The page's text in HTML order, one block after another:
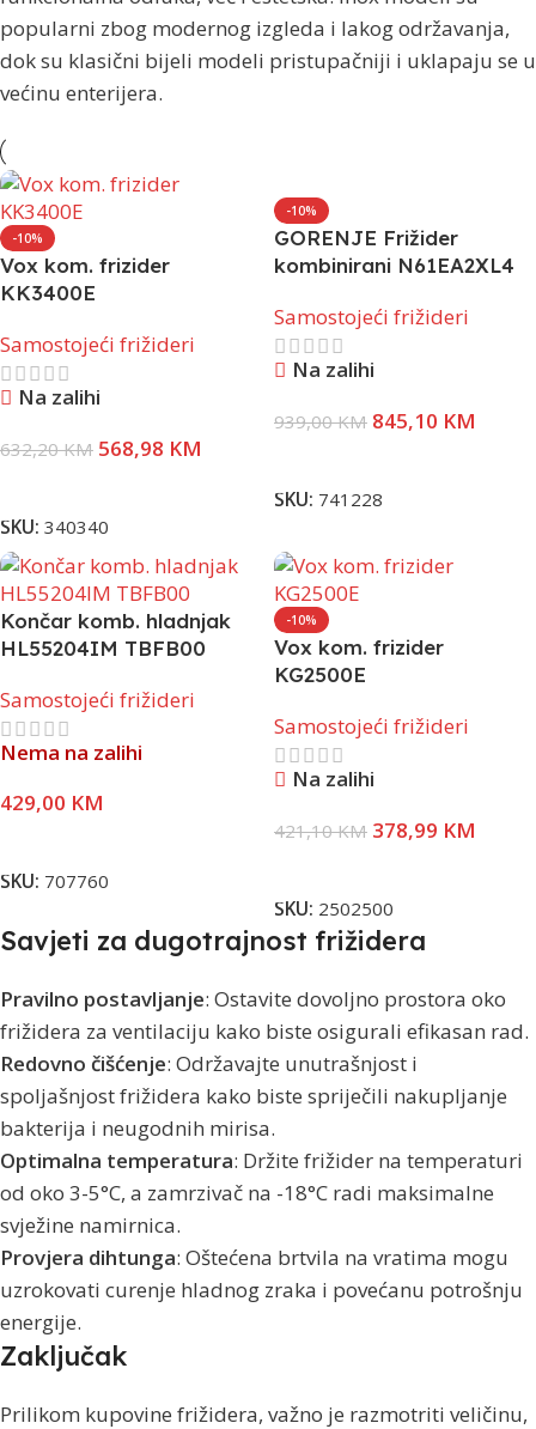
popularni zbog modernog izgleda i lakog održavanja,
dok su klasični bijeli modeli pristupačniji i uklapaju se u
većinu enterijera.
-10%
Vox kom. frizider
KK3400E
Samostojeći frižideri
Na zalihi
632,20KM 568,98 KM
SKU: 340340
-10%
GORENJE Frižider
kombinirani N61EA2XL4
Samostojeći frižideri
Na zalihi
939,00KM 845,10 KM
SKU: 741228
Končar komb. hladnjak
HL55204IM TBFB00
Samostojeći frižideri
Nema na zalihi
429,00 KM
SKU: 707760
-10%
Vox kom. frizider
KG2500E
Samostojeći frižideri
Na zalihi
421,10KM 378,99 KM
SKU: 2502500
Savjeti za dugotrajnost frižidera
Pravilno postavljanje: Ostavite dovoljno prostora oko
frižidera za ventilaciju kako biste osigurali efikasan rad.
Redovno čišćenje: Održavajte unutrašnjost i
spoljašnjost frižidera kako biste spriječili nakupljanje
bakterija i neugodnih mirisa.
Optimalna temperatura: Držite frižider na temperaturi
od oko 3-5°C, a zamrzivač na -18°C radi maksimalne
svježine namirnica.
Provjera dihtunga: Oštećena brtvila na vratima mogu
uzrokovati curenje hladnog zraka i povećanu potrošnju
energije.
Zaključak
Prilikom kupovine frižidera, važno je razmotriti veličinu,